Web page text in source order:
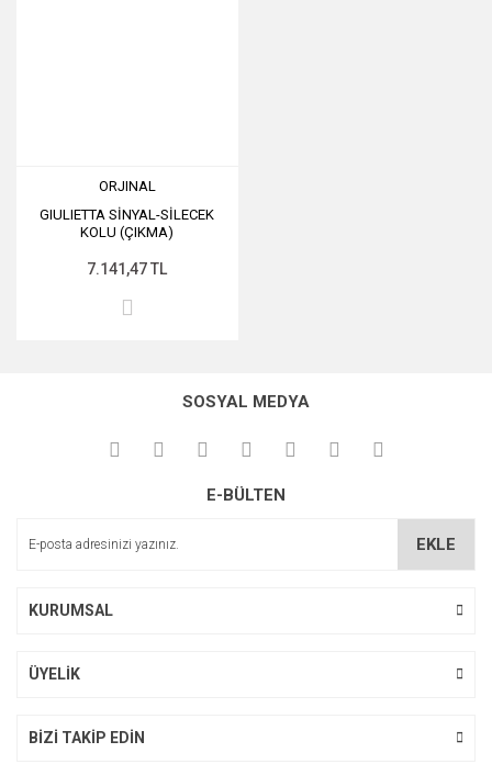
ORJINAL
GIULIETTA SİNYAL-SİLECEK
KOLU (ÇIKMA)
7.141,47 TL
SOSYAL MEDYA
E-BÜLTEN
EKLE
KURUMSAL
ÜYELİK
BİZİ TAKİP EDİN